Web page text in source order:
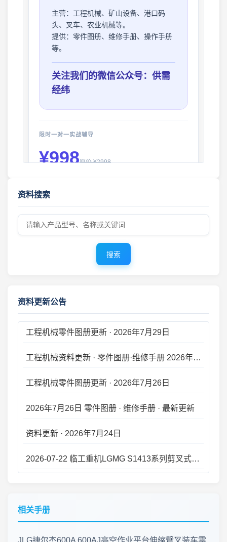
主营： 工程机械、矿山设备、港口码
头、叉车、农业机械等。
提供： 零件图册、维修手册、操作手册
等。
关注我们的微信公众号：供需
经纬
限时一对一实战辅导
¥998原价 ¥2998
您将获得：
✅找货与找供应商核心技巧
✅ 产品图片极速搜源
✅零件号与型号匹配方案
资料搜索
搜索
资料更新公告
2026年8月7日 工程机械资料库 · 更新公告
工程机械资料库 · 更新公告 2026年8月5日
零件图册 · 更新公告 2026年7月30日
工程机械零件图册更新 · 2026年7月29日
资料库更新 · 2026年7月21日
工程机械资料库 · 零件图册维修手册更新 2026.07.18
相关手册
JLG捷尔杰600A 600AJ高空作业平台伸缩臂叉装车零